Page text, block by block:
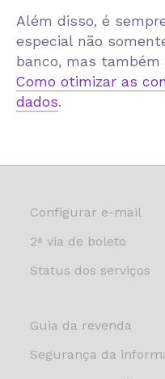
Além disso, é
especial não
banco, mas também
Como otimizar as
dados.
Configurar e-mail
2ª via de boleto
Status dos serviços
Guia da revenda
Segurança da